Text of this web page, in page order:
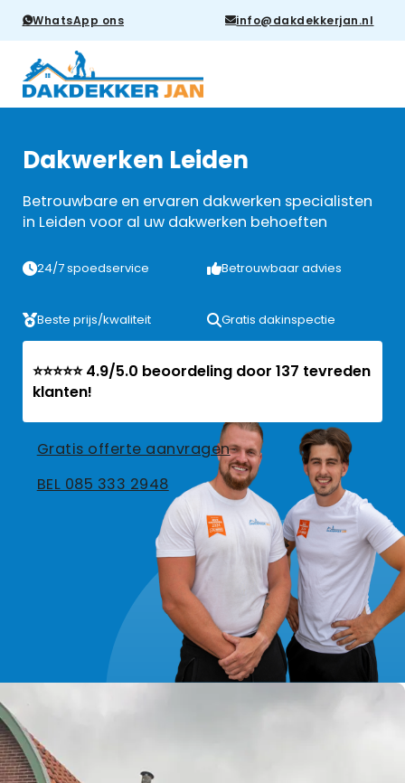
WhatsApp ons info@dakdekkerjan.nl
Dakwerken Leiden
Betrouwbare en ervaren dakwerken specialisten
in Leiden voor al uw dakwerken behoeften
24/7 spoedservice Betrouwbaar advies
Beste prijs/kwaliteit Gratis dakinspectie
⭐⭐⭐⭐⭐ 4.9/5.0 beoordeling door 137 tevreden
klanten!
Gratis offerte aanvragen
BEL 085 333 2948